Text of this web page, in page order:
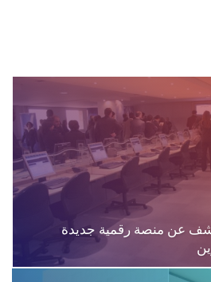
عن منصة رقمية جديدة